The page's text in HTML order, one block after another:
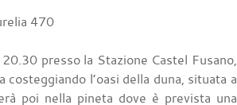
470
presso la Stazione Castel Fusano,
l’oasi della duna, situata a
poi nella pineta dove è prevista una